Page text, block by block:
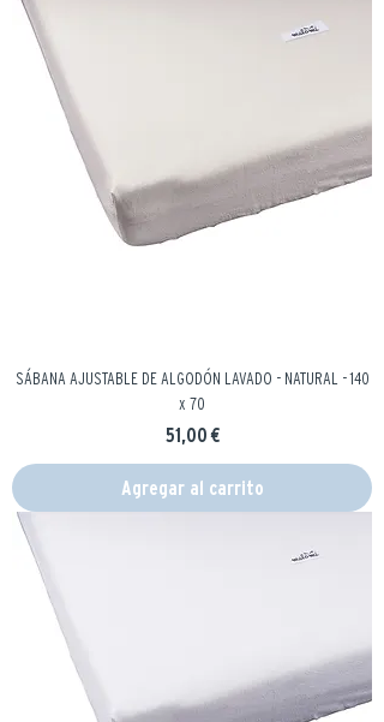
SÁBANA AJUSTABLE DE ALGODÓN LAVADO - NATURAL - 140
x 70
Precio
51,00 €
Agregar al carrito